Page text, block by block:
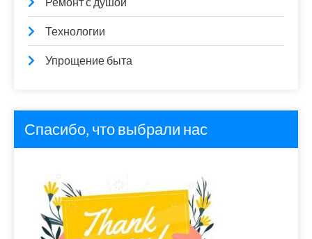
Технологии
Упрощение быта
Спасибо, что выбрали нас